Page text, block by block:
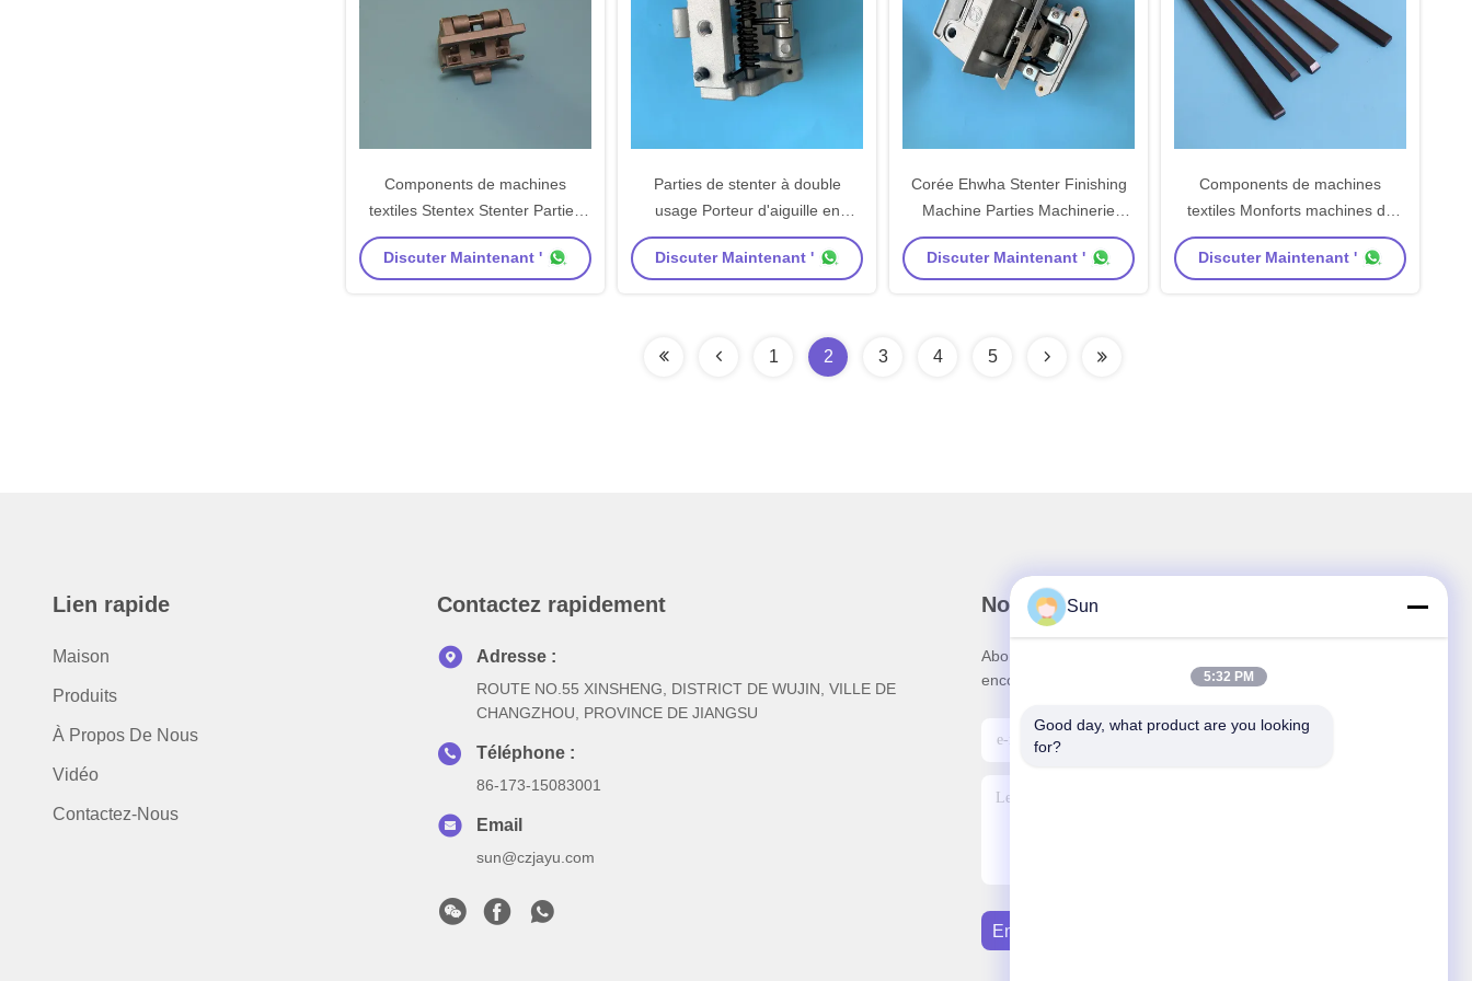
Components de machines
textiles Stentex Stenter Parties
Porteur d'épingle Porteur de
protecteur Matériau SS en
Discuter Maintenant '
Parties de stenter à double
usage Porteur d'aiguille en
aluminium
Discuter Maintenant '
Corée Ehwha Stenter Finishing
Machine Parties Machinerie
textile composants Porteur de
broche avec protecteur de clip
Discuter Maintenant '
Components de machines
textiles Monforts machines de
finition pièces de rechange
Graphite de carbone noir bandes
Discuter Maintenant '
1 2 3 4 5
Lien rapide
Maison
Produits
À Propos De Nous
Vidéo
Contactez-Nous
Contactez rapidement
Adresse :
ROUTE NO.55 XINSHENG, DISTRICT DE WUJIN, VILLE DE
CHANGZHOU, PROVINCE DE JIANGSU
Téléphone :
86-173-15083001
Email
sun@czjayu.com
Notre newsletter
Abonnez-vous à notre newsletter pour des réductions et plus
encore.
Envoyer Un E-Mail
Sun
5:32 PM
Good day, what product are you looking
for?